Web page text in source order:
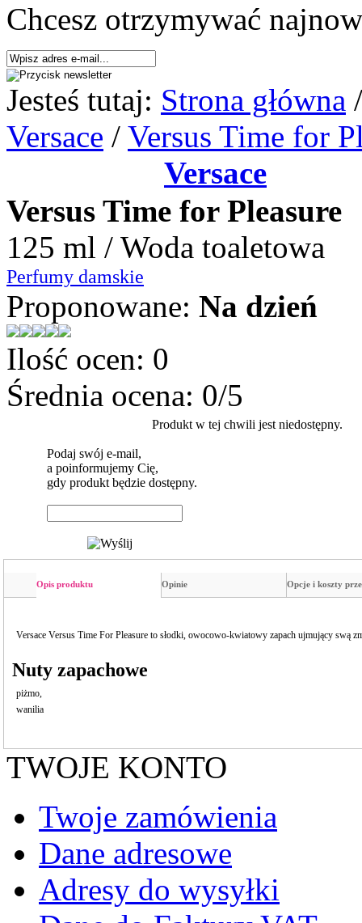
Chcesz otrzymywać
Jesteś tutaj: Strona główna
Versace / Versus Time for
Versace
Versus Time for Pleasure
125 ml / Woda toaletowa
Perfumy damskie
Proponowane: Na dzień
Ilość ocen: 0
Średnia ocena: 0/5
Produkt w tej chwili jest niedostępny.
Podaj swój e-mail,
a poinformujemy Cię,
gdy produkt będzie dostępny.
Opis produktu Opinie Opcje i koszty
Versace Versus Time For Pleasure to słodki, owocowo-kwiatowy zapach ujmujący swą
Nuty zapachowe
piżmo,
wanilia
TWOJE KONTO
Twoje zamówienia
Dane adresowe
Adresy do wysyłki